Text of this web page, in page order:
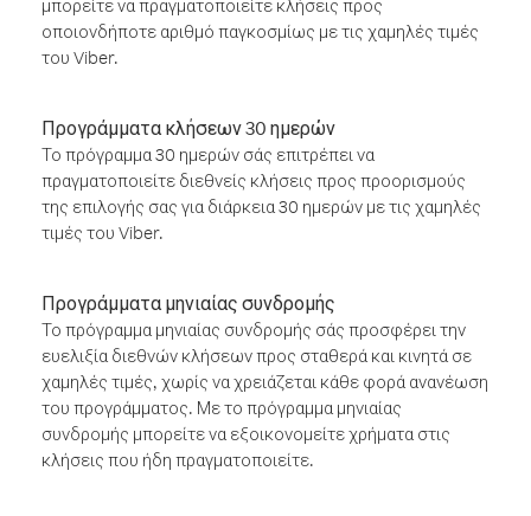
μπορείτε να πραγματοποιείτε κλήσεις προς
οποιονδήποτε αριθμό παγκοσμίως με τις χαμηλές τιμές
του Viber.
Προγράμματα κλήσεων 30 ημερών
Το πρόγραμμα 30 ημερών σάς επιτρέπει να
πραγματοποιείτε διεθνείς κλήσεις προς προορισμούς
της επιλογής σας για διάρκεια 30 ημερών με τις χαμηλές
τιμές του Viber.
Προγράμματα μηνιαίας συνδρομής
Το πρόγραμμα μηνιαίας συνδρομής σάς προσφέρει την
ευελιξία διεθνών κλήσεων προς σταθερά και κινητά σε
χαμηλές τιμές, χωρίς να χρειάζεται κάθε φορά ανανέωση
του προγράμματος. Με το πρόγραμμα μηνιαίας
συνδρομής μπορείτε να εξοικονομείτε χρήματα στις
κλήσεις που ήδη πραγματοποιείτε.